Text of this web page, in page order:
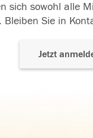
sich sowohl alle
Bleiben Sie in
Jetzt